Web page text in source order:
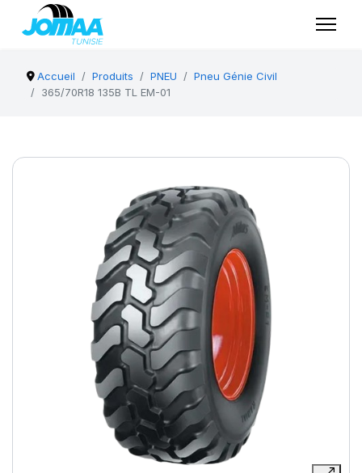
Accueil Produits PNEU
Pneu Génie Civil
365/70R18 135B TL EM-01